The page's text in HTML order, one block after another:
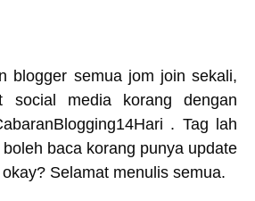
blogger semua jom join sekali,
social media korang dengan
. Tag lah
baca korang punya update
Selamat menulis semua.